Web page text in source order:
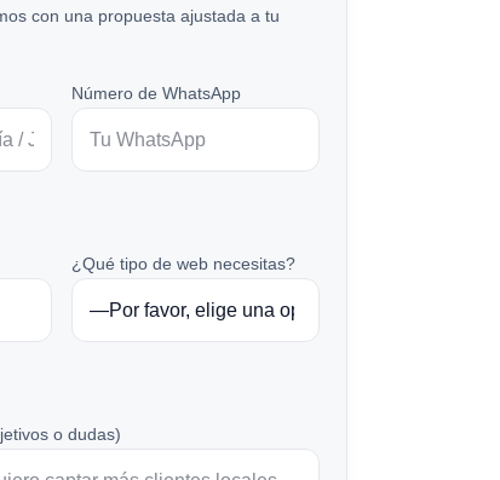
con una propuesta ajustada a tu
Número de WhatsApp
¿Qué tipo de web necesitas?
o dudas)